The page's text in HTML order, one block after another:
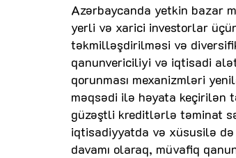
Azərbaycanda yetkin bazar
yerli və xarici investorlar
təkmilləşdirilməsi və
qanunvericiliyi və iqtisadi
qorunması mexanizmləri
məqsədi ilə həyata keçirilən
güzəştli kreditlərlə təminat
iqtisadiyyatda və xüsusilə də
davamı olaraq, müvafiq